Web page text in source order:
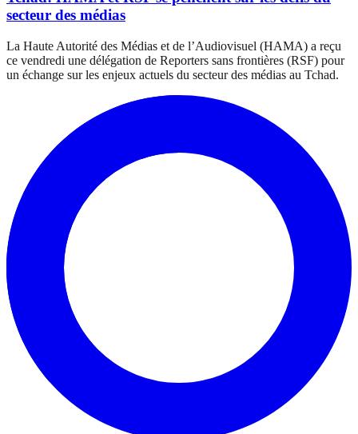
secteur des médias
La Haute Autorité des Médias et de l’Audiovisuel (HAMA) a reçu
ce vendredi une délégation de Reporters sans frontières (RSF) pour
un échange sur les enjeux actuels du secteur des médias au Tchad.